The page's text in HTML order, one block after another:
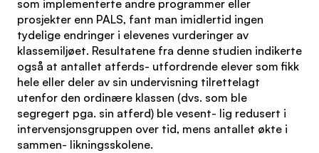
som implementerte andre programmer eller
prosjekter enn PALS, fant man imidlertid ingen
tydelige endringer i elevenes vurderinger av
klassemiljøet. Resultatene fra denne studien indikerte
også at antallet atferds- utfordrende elever som fikk
hele eller deler av sin undervisning tilrettelagt
utenfor den ordinære klassen (dvs. som ble
segregert pga. sin atferd) ble vesent- lig redusert i
intervensjonsgruppen over tid, mens antallet økte i
sammen- likningsskolene.